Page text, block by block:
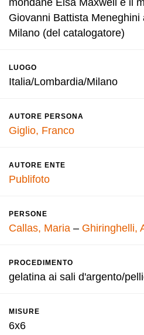
mondane Elsa Maxwell e il
Giovanni Battista
Milano (del catalogatore)
LUOGO
Italia/Lombardia/Milano
AUTORE PERSONA
Giglio, Franco
AUTORE ENTE
Publifoto
PERSONE
Callas, Maria – Ghiringhelli,
PROCEDIMENTO
gelatina ai sali d'argento/
MISURE
6x6